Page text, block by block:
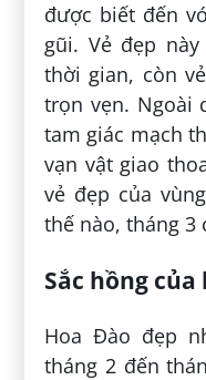
được biết đến
gũi. Vẻ đẹp
thời gian, còn
trọn vẹn. Ngoài
tam giác mạch
vạn vật giao
vẻ đẹp của
thế nào, tháng 3
Sắc hồng của
Hoa Đào đẹp
tháng 2 đến